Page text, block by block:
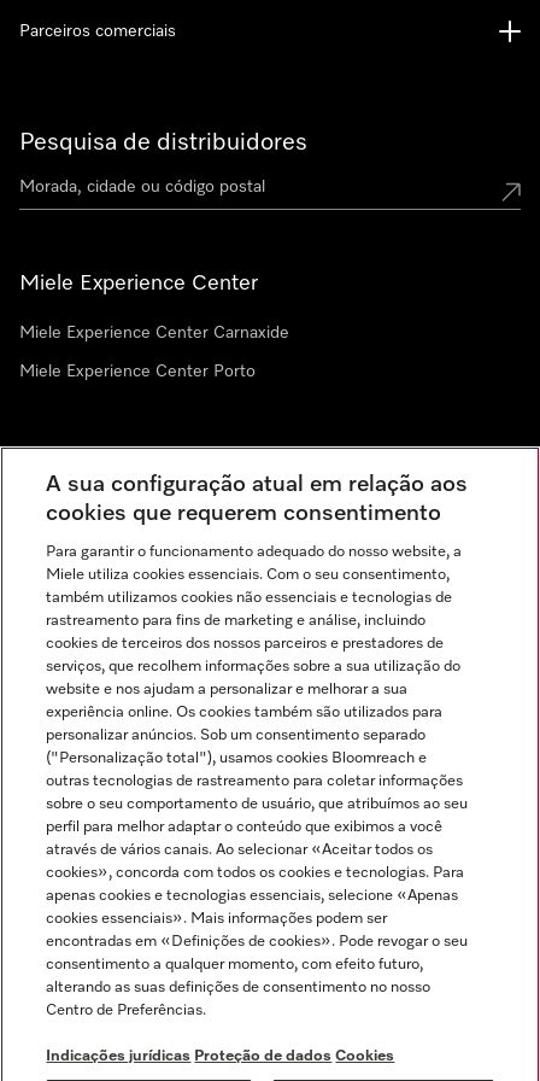
Pesquisa de distribuidores
Miele Experience Center
Miele Experience Center Carnaxide
Miele Experience Center Porto
Parceiros comerciais
Indicações jurídicas
Condições gerais
Proteção de dados
Condições de utilização
Canal de Ética
Formulário de livre resolução
Miele no Instagram
Miele no Facebook
Miele no Youtube
A sua configuração atual em relação aos
cookies que requerem consentimento
Para garantir o funcionamento adequado do nosso website, a
Miele utiliza cookies essenciais. Com o seu consentimento,
também utilizamos cookies não essenciais e tecnologias de
rastreamento para fins de marketing e análise, incluindo
cookies de terceiros dos nossos parceiros e prestadores de
serviços, que recolhem informações sobre a sua utilização do
website e nos ajudam a personalizar e melhorar a sua
experiência online. Os cookies também são utilizados para
personalizar anúncios. Sob um consentimento separado
("Personalização total"), usamos cookies Bloomreach e
outras tecnologias de rastreamento para coletar informações
sobre o seu comportamento de usuário, que atribuímos ao seu
perfil para melhor adaptar o conteúdo que exibimos a você
através de vários canais. Ao selecionar «Aceitar todos os
cookies», concorda com todos os cookies e tecnologias. Para
apenas cookies e tecnologias essenciais, selecione «Apenas
cookies essenciais». Mais informações podem ser
encontradas em «Definições de cookies». Pode revogar o seu
consentimento a qualquer momento, com efeito futuro,
alterando as suas definições de consentimento no nosso
Centro de Preferências.
Indicações jurídicas Proteção de dados Cookies